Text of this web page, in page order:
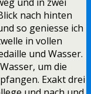
nach hinten
so geniesse ich
in vollen
und Wasser.
um die
Exakt drei